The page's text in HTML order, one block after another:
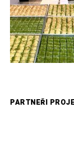
PARTNEŘI